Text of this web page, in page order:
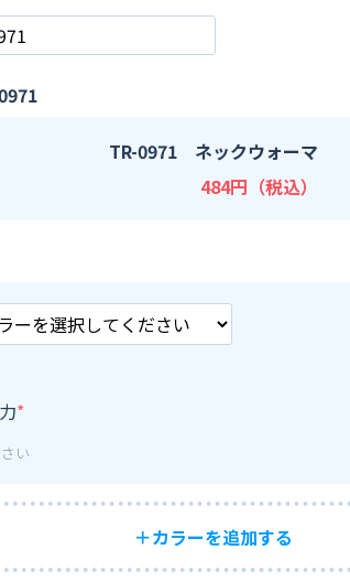
TR-0971 ネックウォーマ
484円（税込）
い
＋カラーを追加する